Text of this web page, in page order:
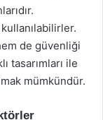
de güvenliği
tasarımları ile
mümkündür.